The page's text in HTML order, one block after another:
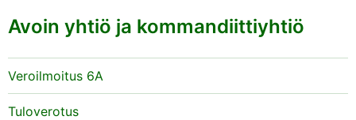
Avoin yhtiö ja kommandiittiyhtiö
Veroilmoitus 6A
Tuloverotus